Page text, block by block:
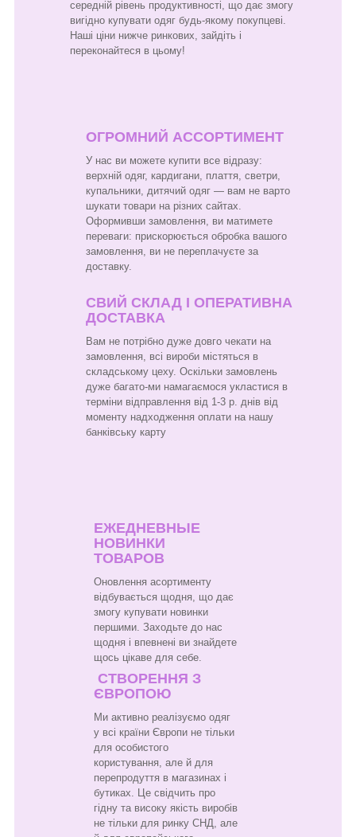
середній рівень продуктивності, що дає змогу
вигідно купувати одяг будь-якому покупцеві.
Наші ціни нижче ринкових, зайдіть і
переконайтеся в цьому!
ОГРОМНИЙ АССОРТИМЕНТ
У нас ви можете купити все відразу:
верхній одяг, кардигани, плаття, светри,
купальники, дитячий одяг — вам не варто
шукати товари на різних сайтах.
Оформивши замовлення, ви матимете
переваги: прискорюється обробка вашого
замовлення, ви не переплачуєте за
доставку.
СВИЙ СКЛАД І ОПЕРАТИВНА
ДОСТАВКА
Вам не потрібно дуже довго чекати на
замовлення, всі вироби містяться в
складському цеху. Оскільки замовлень
дуже багато-ми намагаємося укластися в
терміни відправлення від 1-3 р. днів від
моменту надходження оплати на нашу
банківську карту
ЕЖЕДНЕВНЫЕ
НОВИНКИ
ТОВАРОВ
Оновлення асортименту
відбувається щодня, що дає
змогу купувати новинки
першими. Заходьте до нас
щодня і впевнені ви знайдете
щось цікаве для себе.
СТВОРЕННЯ З
ЄВРОПОЮ
Ми активно реалізуємо одяг
у всі країни Європи не тільки
для особистого
користування, але й для
перепродуття в магазинах і
бутиках. Це свідчить про
гідну та високу якість виробів
не тільки для ринку СНД, але